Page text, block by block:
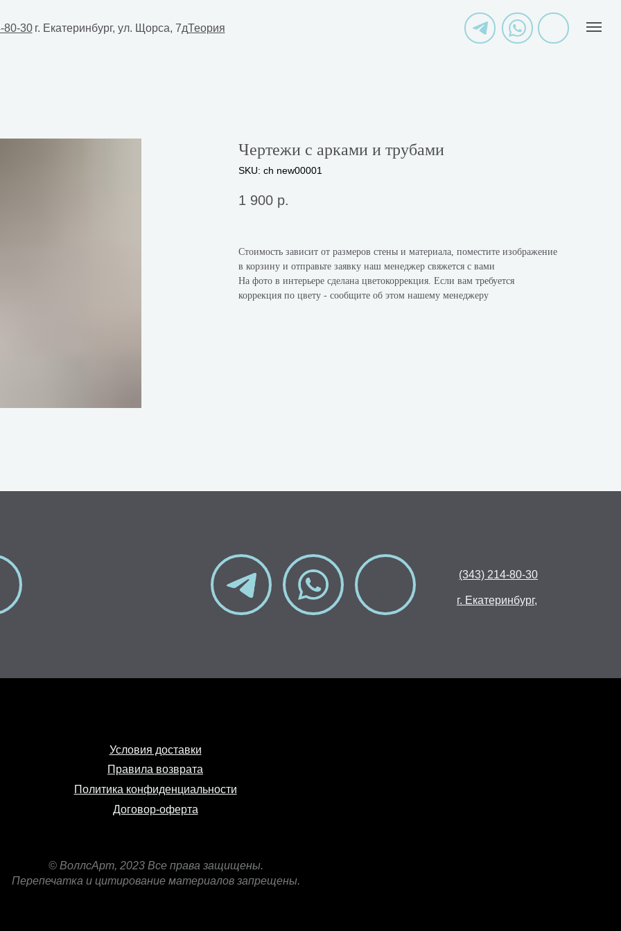
80-30 г. Екатеринбург, ул. Щорса, 7дТеория
Чертежи с арками и трубами
SKU: ch new00001
1 900 р.
Стоимость зависит от размеров стены и материала, поместите изображение
в корзину и отправьте заявку наш менеджер свяжется с вами
На фото в интерьере сделана цветокоррекция. Если вам требуется
коррекция по цвету - сообщите об этом нашему менеджеру
(343) 214-80-30
г. Екатеринбург,
Политика конфиденциальности
Условия доставки
Правила возврата
Договор-оферта
© ВоллсАрт, 2023 Все права защищены.
Перепечатка и цитирование материалов запрещены.